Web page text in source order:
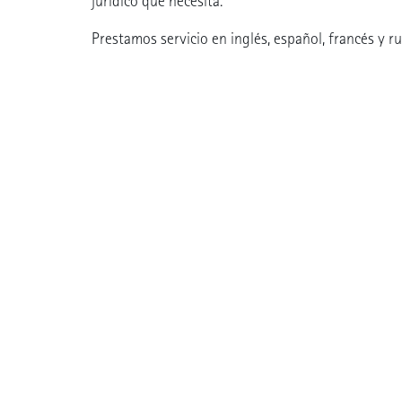
Prestamos servicio en inglés, español, francés y